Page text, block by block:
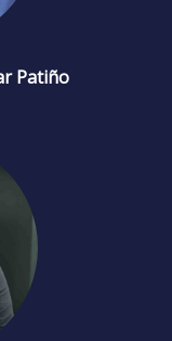
Patiño